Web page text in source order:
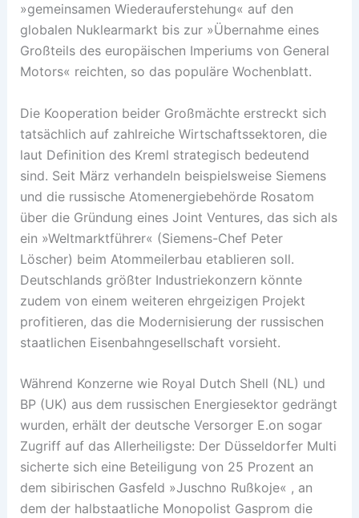
»gemeinsamen Wiederauferstehung« auf den
globalen Nuklearmarkt bis zur »Übernahme eines
Großteils des europäischen Imperiums von General
Motors« reichten, so das populäre Wochenblatt.
Die Kooperation beider Großmächte erstreckt sich
tatsächlich auf zahlreiche Wirtschaftssektoren, die
laut Definition des Kreml strategisch bedeutend
sind. Seit März verhandeln beispielsweise Siemens
und die russische Atomenergiebehörde Rosatom
über die Gründung eines Joint Ventures, das sich als
ein »Weltmarktführer« (Siemens-Chef Peter
Löscher) beim Atommeilerbau etablieren soll.
Deutschlands größter Industriekonzern könnte
zudem von einem weiteren ehrgeizigen Projekt
profitieren, das die Modernisierung der russischen
staatlichen Eisenbahngesellschaft vorsieht.
Während Konzerne wie Royal Dutch Shell (NL) und
BP (UK) aus dem russischen Energiesektor gedrängt
wurden, erhält der deutsche Versorger E.on sogar
Zugriff auf das Allerheiligste: Der Düsseldorfer Multi
sicherte sich eine Beteiligung von 25 Prozent an
dem sibirischen Gasfeld »Juschno Rußkoje« , an
dem der halbstaatliche Monopolist Gasprom die